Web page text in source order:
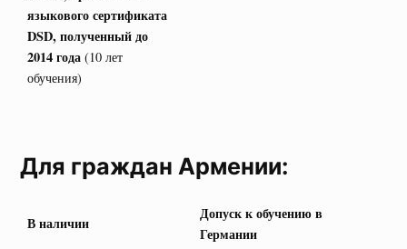
языкового сертификата
DSD, полученный до
2014 года(10 лет
обучения)
Для граждан Армении:
В наличии
Допуск к обучению в
Германии